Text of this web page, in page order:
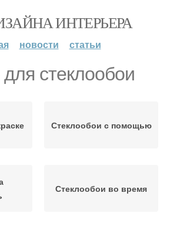
ИНТЕРЬЕРА
новости статьи
стеклообои
Стеклообои с помощью
Стеклообои во время